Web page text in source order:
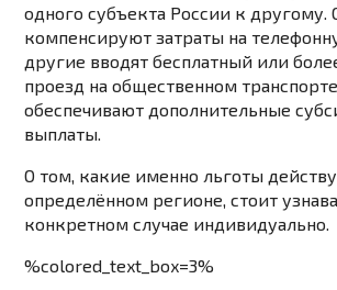
одного субъекта России к
компенсируют затраты на
другие вводят бесплатный или
проезд на общественном
обеспечивают дополнительные
выплаты.
О том, какие именно льготы
определённом регионе, стоит
конкретном случае индивидуально.
%colored_text_box=3%